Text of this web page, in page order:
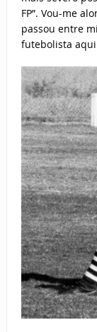
FP”. Vou-me
passou entre
futebolista